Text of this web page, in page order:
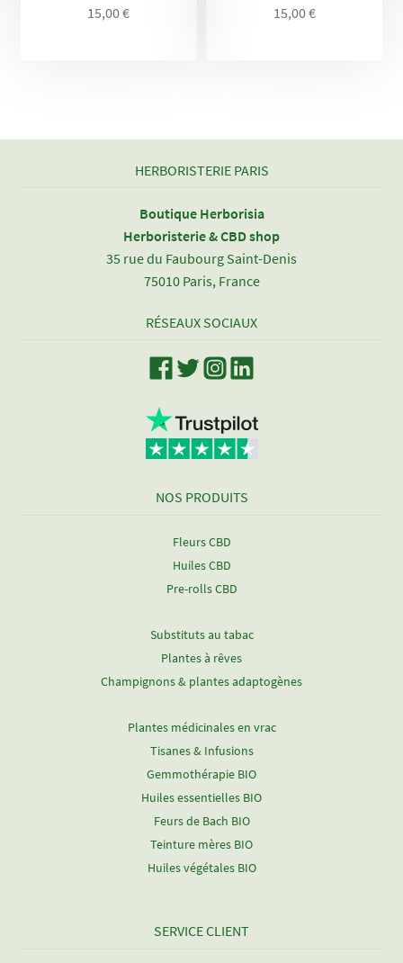
15,00€
15,00€
HERBORISTERIE PARIS
Boutique Herborisia
Herboristerie & CBD shop
35 rue du Faubourg Saint-Denis
75010 Paris, France
RÉSEAUX SOCIAUX
NOS PRODUITS
Fleurs CBD
Huiles CBD
Pre-rolls CBD
Substituts au tabac
Plantes à rêves
Champignons & plantes adaptogènes
Plantes médicinales en vrac
Tisanes & Infusions
Gemmothérapie BIO
Huiles essentielles BIO
Feurs de Bach BIO
Teinture mères BIO
Huiles végétales BIO
SERVICE CLIENT